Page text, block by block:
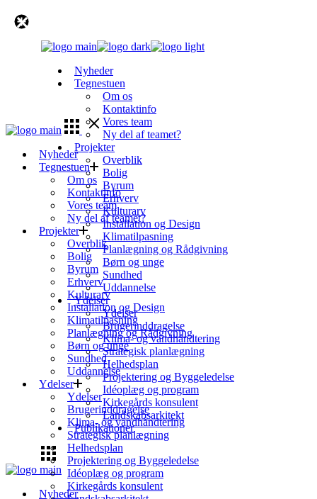
Nyheder
Tegnestuen
Om os
Kontaktinfo
Vores team
Ny del af teamet?
Projekter
Overblik
Bolig
Byrum
Erhverv
Kulturarv
Installation og Design
Klimatilpasning
Planlægning og Rådgivning
Børn og unge
Sundhed
Uddannelse
Ydelser
Ydelser
Brugerinddragelse
Klima- og vandhåndtering
Strategisk planlægning
Helhedsplan
Projektering og Byggeledelse
Idéoplæg og program
Kirkegårds konsulent
Landskabsarkitekt
Publikationer
Nyheder
Nyheder
Tegnestuen
Om os
Kontaktinfo
Vores team
Ny del af teamet?
Projekter
Overblik
Bolig
Byrum
Erhverv
Kulturarv
Installation og Design
Klimatilpasning
Planlægning og Rådgivning
Børn og unge
Sundhed
Uddannelse
Ydelser
Ydelser
Brugerinddragelse
Klima- og vandhåndtering
Strategisk planlægning
Helhedsplan
Projektering og Byggeledelse
Idéoplæg og program
Kirkegårds konsulent